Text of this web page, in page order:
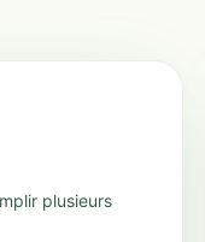
plusieurs